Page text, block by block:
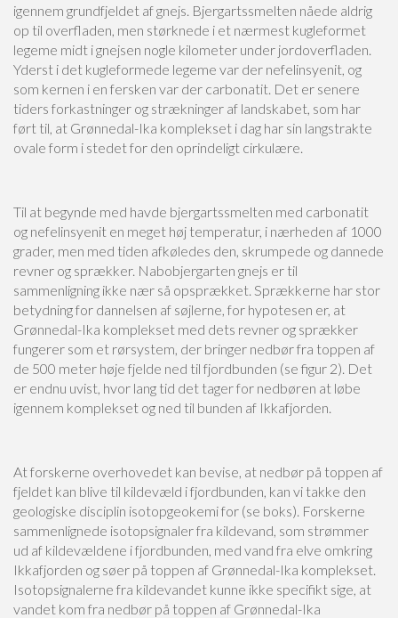
igennem grundfjeldet af gnejs. Bjergartssmelten nåede aldrig
op til overfladen, men størknede i et nærmest kugleformet
legeme midt i gnejsen nogle kilometer under jordoverfladen.
Yderst i det kugleformede legeme var der nefelinsyenit, og
som kernen i en fersken var der carbonatit. Det er senere
tiders forkastninger og strækninger af landskabet, som har
ført til, at Grønnedal-Ika komplekset i dag har sin langstrakte
ovale form i stedet for den oprindeligt cirkulære.
Til at begynde med havde bjergartssmelten med carbonatit
og nefelinsyenit en meget høj temperatur, i nærheden af 1000
grader, men med tiden afkøledes den, skrumpede og dannede
revner og sprækker. Nabobjergarten gnejs er til
sammenligning ikke nær så opsprækket. Sprækkerne har stor
betydning for dannelsen af søjlerne, for hypotesen er, at
Grønnedal-Ika komplekset med dets revner og sprækker
fungerer som et rørsystem, der bringer nedbør fra toppen af
de 500 meter høje fjelde ned til fjordbunden (se figur 2). Det
er endnu uvist, hvor lang tid det tager for nedbøren at løbe
igennem komplekset og ned til bunden af Ikkafjorden.
At forskerne overhovedet kan bevise, at nedbør på toppen af
fjeldet kan blive til kildevæld i fjordbunden, kan vi takke den
geologiske disciplin isotopgeokemi for (se boks). Forskerne
sammenlignede isotopsignaler fra kildevand, som strømmer
ud af kildevældene i fjordbunden, med vand fra elve omkring
Ikkafjorden og søer på toppen af Grønnedal-Ika komplekset.
Isotopsignalerne fra kildevandet kunne ikke specifikt sige, at
vandet kom fra nedbør på toppen af Grønnedal-Ika